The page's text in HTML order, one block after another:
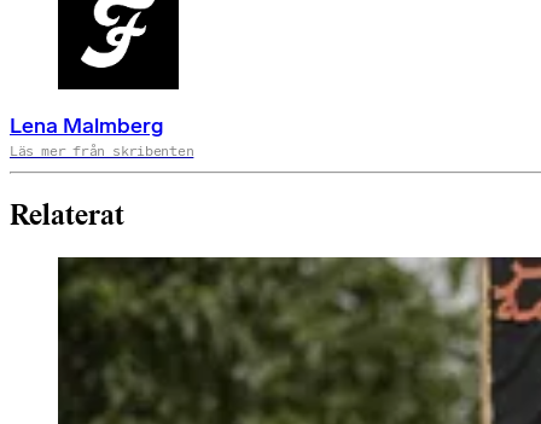
Lena Malmberg
Läs mer från skribenten
Relaterat